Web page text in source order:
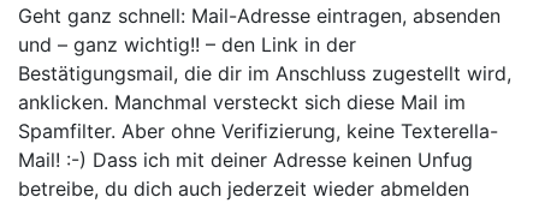
Geht ganz schnell: Mail-Adresse eintragen, absenden
und – ganz wichtig!! – den Link in der
Bestätigungsmail, die dir im Anschluss zugestellt wird,
anklicken. Manchmal versteckt sich diese Mail im
Spamfilter. Aber ohne Verifizierung, keine Texterella-
Mail! :-) Dass ich mit deiner Adresse keinen Unfug
betreibe, du dich auch jederzeit wieder abmelden